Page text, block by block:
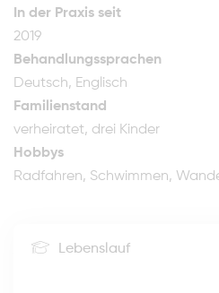
In der Praxis seit
2019
Behandlungssprachen
Deutsch, Englisch
Familienstand
verheiratet, drei Kinder
Hobbys
Radfahren, Schwimmen,
Lebenslauf